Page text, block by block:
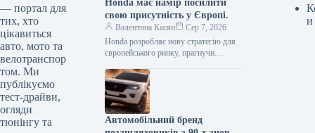
— портал для
тих, хто
цікавиться
авто, мото та
велотранспор
том. Ми
публікуємо
тест-драйви,
огляди
тюнінгу та
Honda має намір посилити
свою присутність у Європі.
Валентина Касян
Сер 7, 2026
Honda розробляє нову стратегію для
європейського ринку, прагнучи
спаду обсягів збуту. Протягом
десятиліття компанія відзначила
зменшення…
Автомобільний бренд
и